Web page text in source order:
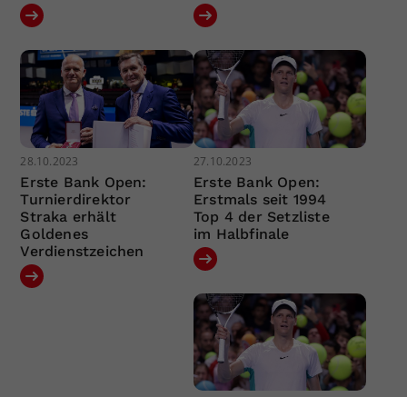
28.10.2023
Erste Bank Open:
Turnierdirektor
Straka erhält
Goldenes
Verdienstzeichen
27.10.2023
Erste Bank Open:
Erstmals seit 1994
Top 4 der Setzliste
im Halbfinale